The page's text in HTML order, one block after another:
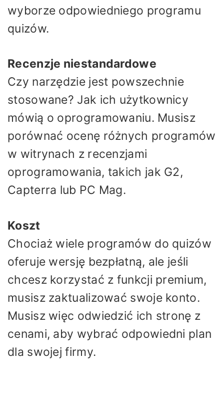
wyborze odpowiedniego programu
quizów.
Recenzje niestandardowe
Czy narzędzie jest powszechnie
stosowane? Jak ich użytkownicy
mówią o oprogramowaniu. Musisz
porównać ocenę różnych programów
w witrynach z recenzjami
oprogramowania, takich jak G2,
Capterra lub PC Mag.
Koszt
Chociaż wiele programów do quizów
oferuje wersję bezpłatną, ale jeśli
chcesz korzystać z funkcji premium,
musisz zaktualizować swoje konto.
Musisz więc odwiedzić ich stronę z
cenami, aby wybrać odpowiedni plan
dla swojej firmy.